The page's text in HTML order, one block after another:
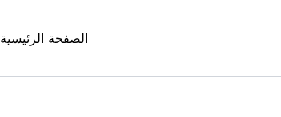
الصفحة الرئيسية